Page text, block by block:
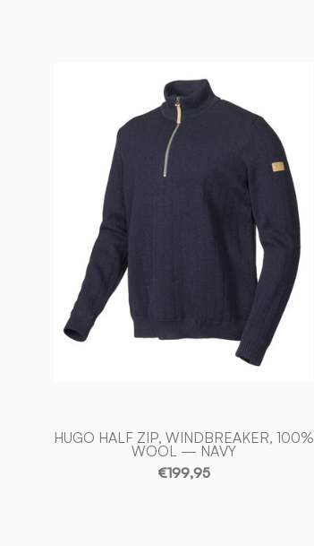
HALF
WINDBREAKER,
HUGO HALF ZIP, WINDBREAKER, 100%
WOOL — NAVY
€199,95